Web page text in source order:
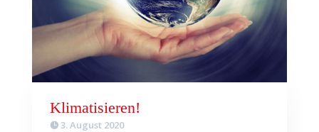
Klimatisieren!
3. August 2020